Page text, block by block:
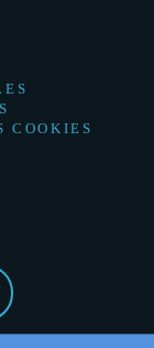
COOKIES